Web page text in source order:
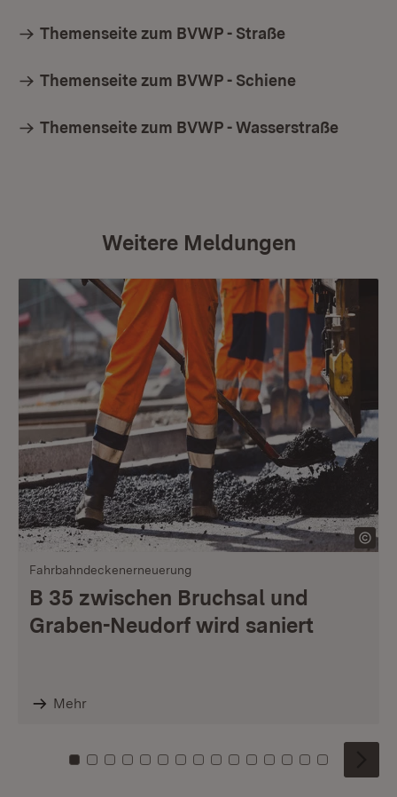
Themenseite zum BVWP - Straße
Themenseite zum BVWP - Schiene
Themenseite zum BVWP - Wasserstraße
Weitere Meldungen
Fahrbahndeckenerneuerung
B 35 zwischen Bruchsal und
Graben-Neudorf wird saniert
Mehr
Zu Kachel: 0
Zu Kachel: 1
Zu Kachel: 2
Zu Kachel: 3
Zu Kachel: 4
Zu Kachel: 5
Zu Kachel: 6
Zu Kachel: 7
Zu Kachel: 8
Zu Kachel: 9
Zu Kachel: 10
Zu Kachel: 11
Zu Kachel: 12
Zu Kachel:
Zu